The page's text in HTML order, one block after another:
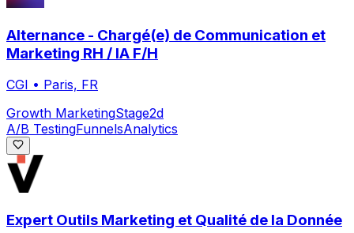
Alternance - Chargé(e) de Communication et
Marketing RH / IA F/H
CGI • Paris, FR
Growth MarketingStage2d
A/B TestingFunnelsAnalytics
Expert Outils Marketing et Qualité de la Donnée